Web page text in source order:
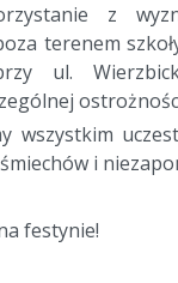
z
terenem
ul.
wszystkim
i
festynie!